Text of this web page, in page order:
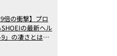
年6月版）
倍の衝撃】プロ
の最新ヘル
」の凄さとは？